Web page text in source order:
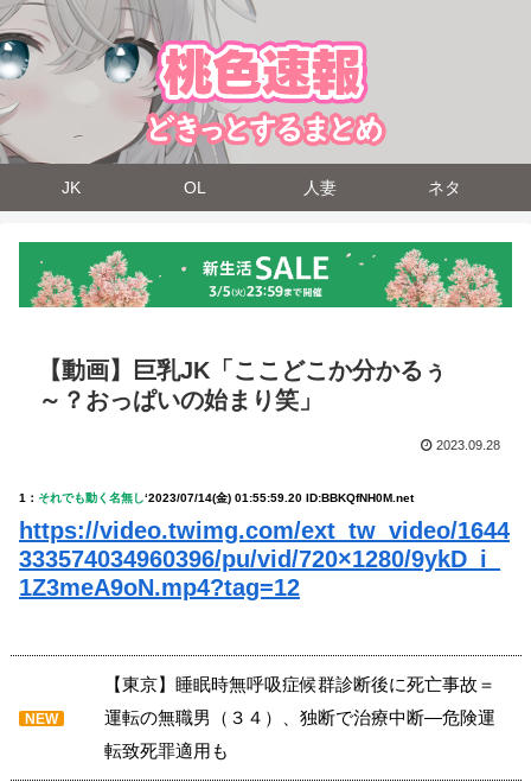
JK OL 人妻 ネタ
【動画】巨乳JK「ここどこか分かるぅ
～？おっぱいの始まり笑」
2023.09.28
1： それでも動く名無し‘2023/07/14(金) 01:55:59.20 ID:BBKQfNH0M.net
https://video.twimg.com/ext_tw_video/1644
333574034960396/pu/vid/720×1280/9ykD_i_
1Z3meA9oN.mp4?tag=12
NEW
【東京】睡眠時無呼吸症候群診断後に死亡事故＝
運転の無職男（３４）、独断で治療中断―危険運
転致死罪適用も